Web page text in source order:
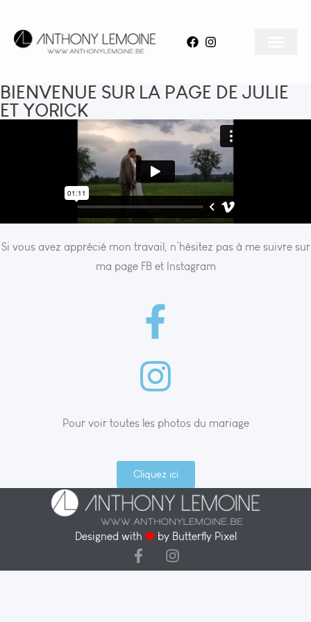
BIENVENUE SUR LA PAGE DE JULIE
ET YORICK
Si vous avez apprécié mon travail, n’hésitez pas à me suivre sur
ma page FB et Instagram
Pour voir toutes les photos du mariage
Cliquez ici
Designed with by Butterfly Pixel